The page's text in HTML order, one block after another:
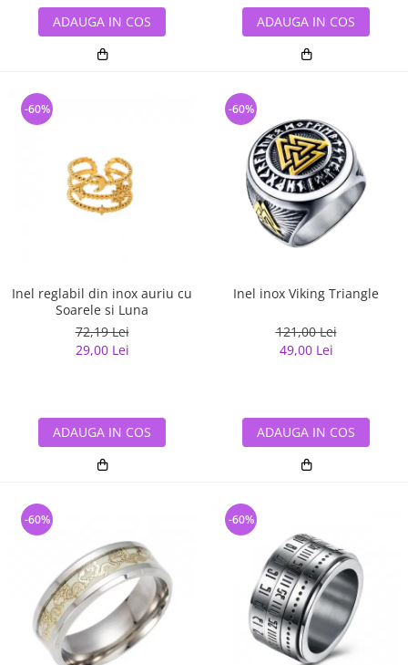
ADAUGA IN COS ADAUGA IN COS
Inel reglabil din inox auriu cu
Soarele si Luna
72,19 Lei
29,00 Lei
-60%
ADAUGA IN COS
Inel inox Viking Triangle
121,00 Lei
49,00 Lei
-60%
ADAUGA IN COS
-60% -60%